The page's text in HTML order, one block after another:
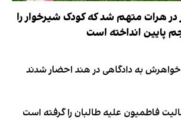
در هرات متهم شد که کودک شیرخوار را
پایین انداخته است
به دادگاهی در هند احضار شدند
فاطمیون علیه طالبان را گرفته است